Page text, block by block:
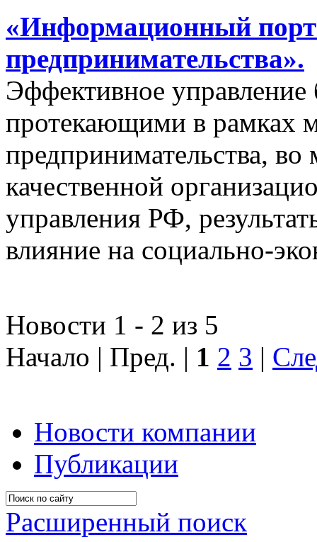
«Информационный
предпринимательства».
Эффективное управление
протекающими в рамках
предпринимательства,
качественной
управления РФ,
влияние на социально-
Новости 1 - 2 из 5
Начало | Пред. | 1 2 3 |
Новости компании
Публикации
Расширенный поиск